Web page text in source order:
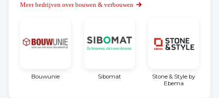
Meer bedrijven over bouwen & verbouwen
Bouwunie Sibomat
Stone & Style by
Ebema